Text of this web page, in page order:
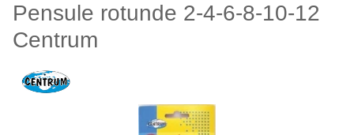
Pensule rotunde 2-4-6-8-10-12
Centrum